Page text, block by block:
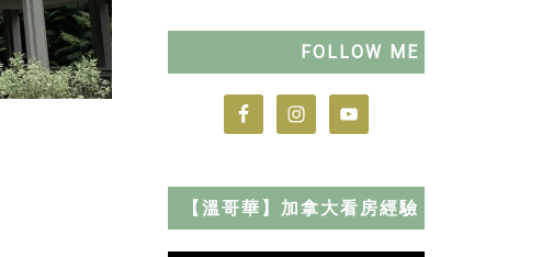
FOLLOW ME
【溫哥華】加拿大看房經驗